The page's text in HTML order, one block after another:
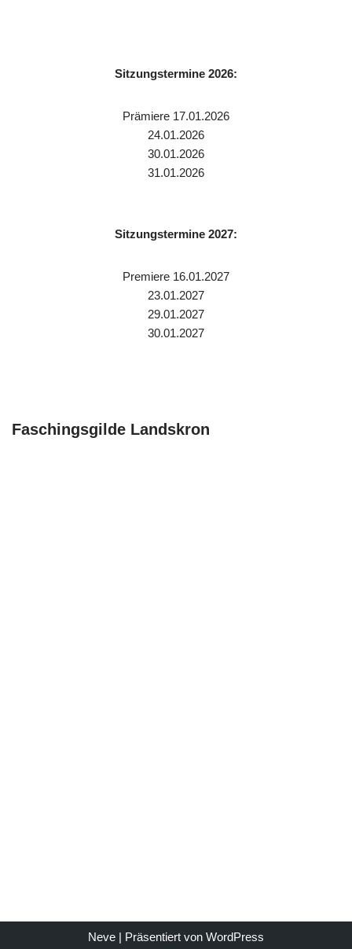
Sitzungstermine 2026:
Prämiere 17.01.2026
24.01.2026
30.01.2026
31.01.2026
Sitzungstermine 2027:
Premiere 16.01.2027
23.01.2027
29.01.2027
30.01.2027
Faschingsgilde Landskron
Neve | Präsentiert von WordPress